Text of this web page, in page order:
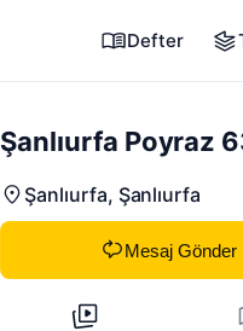
Defter
Şanlıurfa Poyraz
Şanlıurfa, Şanlıurfa
Mesaj Gönder